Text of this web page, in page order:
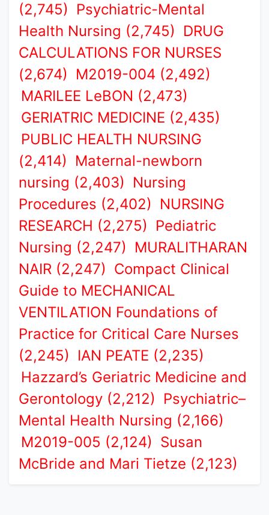
(2,745) Psychiatric-Mental
Health Nursing (2,745) DRUG
CALCULATIONS FOR NURSES
(2,674) M2019-004 (2,492)
MARILEE LeBON (2,473)
GERIATRIC MEDICINE (2,435)
PUBLIC HEALTH NURSING
(2,414) Maternal-newborn
nursing (2,403) Nursing
Procedures (2,402) NURSING
RESEARCH (2,275) Pediatric
Nursing (2,247) MURALITHARAN
NAIR (2,247) Compact Clinical
Guide to MECHANICAL
VENTILATION Foundations of
Practice for Critical Care Nurses
(2,245) IAN PEATE (2,235)
Hazzard’s Geriatric Medicine and
Gerontology (2,212) Psychiatric–
Mental Health Nursing (2,166)
M2019-005 (2,124) Susan
McBride and Mari Tietze (2,123)